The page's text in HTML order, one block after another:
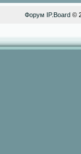
Форум IP.Board©